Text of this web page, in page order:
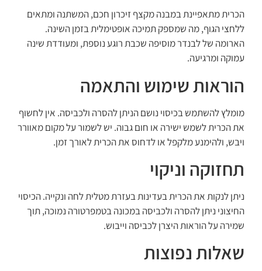
הכרית מתאפיינת במבנה מקצף זיכרון חכם, המשתנה ומתאים
ללחצי הגוף, מה שמספק תמיכה אופטימלית בזמן השינה.
הארומה של לבנדר מוסיפה שכבת רוגע נוספת, ומעודדת שינה
עמוקה ומרגיעה.
הוראות שימוש והתאמה
מומלץ להשתמש בכיסוי נושם הניתן להסרה ולכביסה. אין לחשוף
את הכרית לשמש ישירה או חום גבוה. יש לשמור על מקום מאוורר
ויבש, ולהימנע מלקפל או לדחוס את הכרית לאורך זמן.
תחזוקה וניקוי
ניתן לנקות את הכרית בעדינות בעזרת מטלית לחה ונקייה. הכיסוי
החיצוני ניתן להסרה ולכביסה במכונה בטמפרטורה נמוכה, תוך
שמירה על הוראות היצרן לכביסה וייבוש.
שאלות נפוצות